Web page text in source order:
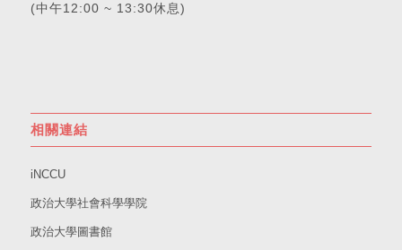
(中午12:00 ~ 13:30休息)
相關連結
iNCCU
政治大學社會科學學院
政治大學圖書館